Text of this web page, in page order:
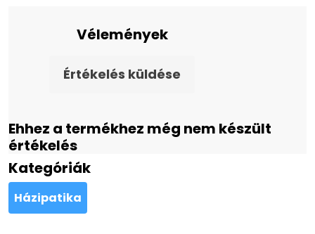
Vélemények
Értékelés küldése
Ehhez a termékhez még nem készült
értékelés
Kategóriák
Házipatika